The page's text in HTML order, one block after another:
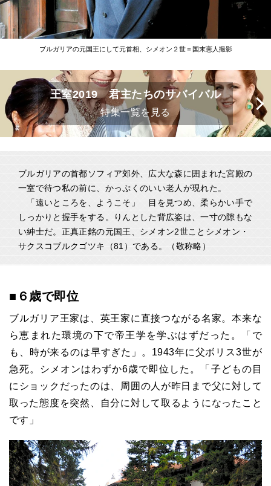
ブルガリアの元国王にして元首相、シメオン２世＝国末憲人撮影
王室2019 君主たちのサバイバル
特集一覧を見る
ブルガリアの首都ソフィア郊外、広大な森に囲まれた宮殿の
一室で待つ私の前に、かっぷくのいい老人が現れた。
「遠いところを、ようこそ」 目を見つめ、柔らかい手で
しっかりと握手をする。りんとした背広姿は、一寸の隙もな
い紳士だ。正真正銘の元国王、シメオン2世ことシメオン・
サクスコブルクゴツキ（81）である。（敬称略）
■６歳で即位
ブルガリア王家は、英王家に直接つながる名家。本来な
ら恵まれた環境の下で帝王学を学ぶはずだった。「で
も、時が来るのは早すぎた」。 1943年に父ボリス3世が
急死。シメオンはわずか6歳で即位した。「子どもの目
にショックだったのは、周囲の人が昨日まで父に対して
取った態度を突然、自分に対して取るようになったこと
です」